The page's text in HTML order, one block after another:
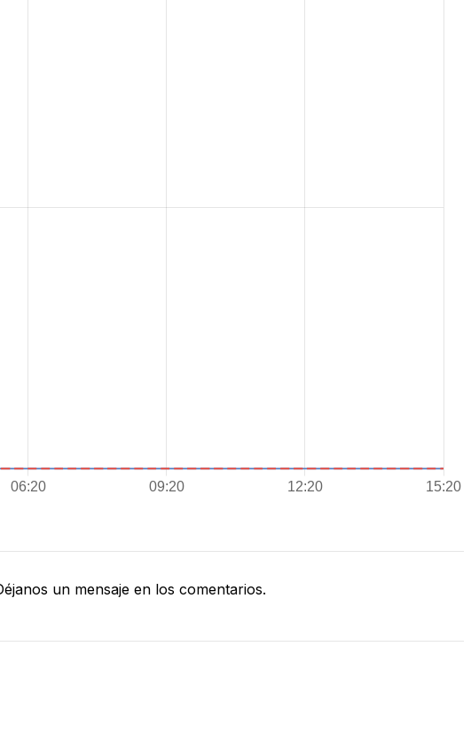
un mensaje en los comentarios.